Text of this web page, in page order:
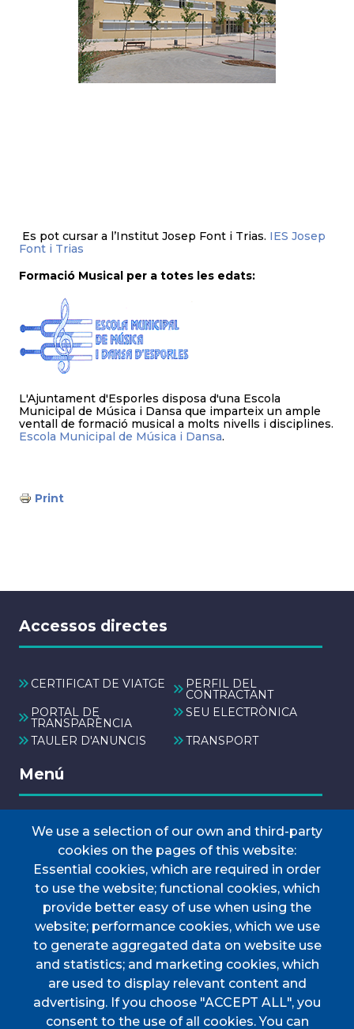
Es pot cursar a l’Institut Josep Font i Trias. IES Josep
Font i Trias
Formació Musical per a totes les edats:
L'Ajuntament d'Esporles disposa d'una Escola
Municipal de Música i Dansa que imparteix un ample
ventall de formació musical a molts nivells i disciplines.
Escola Municipal de Música i Dansa.
Print
Accessos directes
CERTIFICAT DE VIATGE PERFIL DEL
CONTRACTANT
PORTAL DE
TRANSPARÈNCIA
SEU ELECTRÒNICA
TAULER D'ANUNCIS
TRANSPORT
Menú
INICI
AJUNTAMENT
Discover Esporles
VIURE A ESPORLES
TOTES LES NOTÍCIES
We use a selection of our own and third-party
cookies on the pages of this website:
Essential cookies, which are required in order
to use the website; functional cookies, which
provide better easy of use when using the
website; performance cookies, which we use
to generate aggregated data on website use
and statistics; and marketing cookies, which
are used to display relevant content and
advertising. If you choose "ACCEPT ALL", you
consent to the use of all cookies. You can